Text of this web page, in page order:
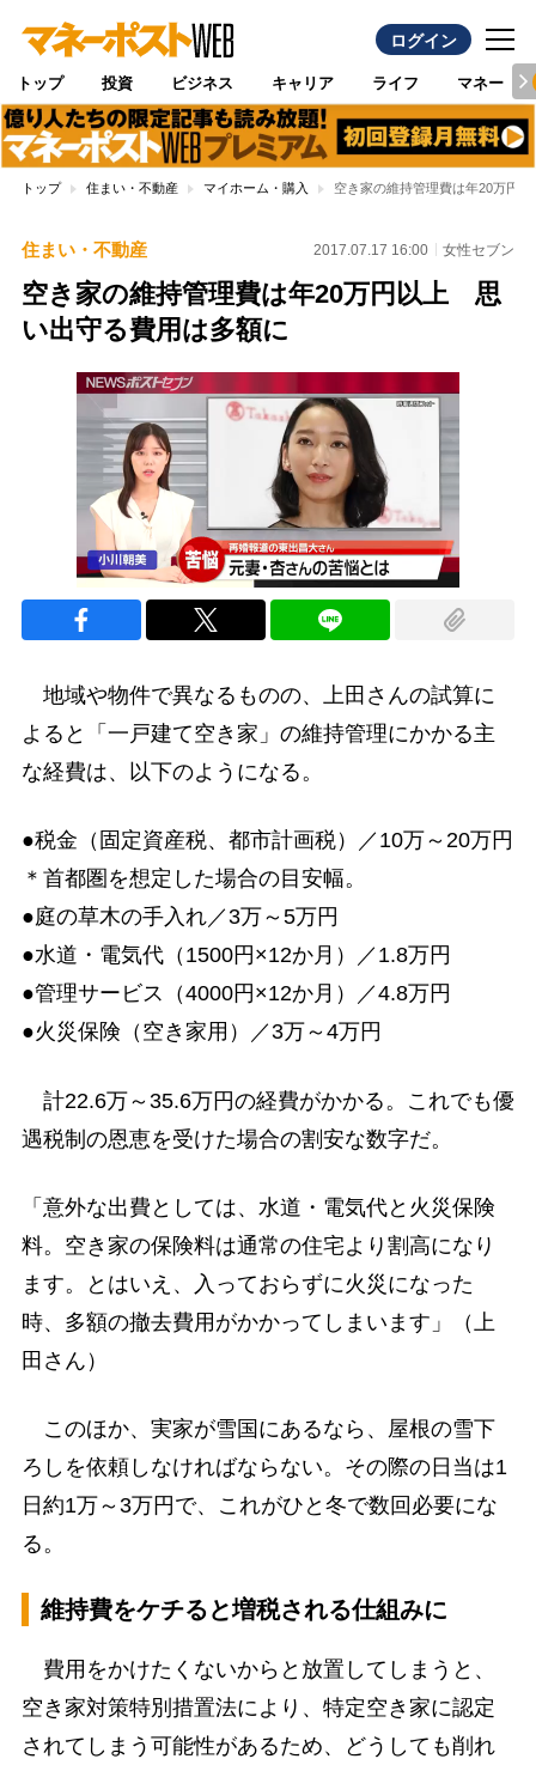
ログイン
トップ 投資 ビジネス キャリア ライフ マネー
トップ 住まい・不動産 マイホーム・購入 空き家の維持管理費は年20万円
住まい・不動産 2017.07.17 16:00 女性セブン
空き家の維持管理費は年20万円以上 思
い出守る費用は多額に
地域や物件で異なるものの、上田さんの試算に
よると「一戸建て空き家」の維持管理にかかる主
な経費は、以下のようになる。
●税金（固定資産税、都市計画税）／10万～20万円
＊首都圏を想定した場合の目安幅。
●庭の草木の手入れ／3万～5万円
●水道・電気代（1500円×12か月）／1.8万円
●管理サービス（4000円×12か月）／4.8万円
●火災保険（空き家用）／3万～4万円
計22.6万～35.6万円の経費がかかる。これでも優
遇税制の恩恵を受けた場合の割安な数字だ。
「意外な出費としては、水道・電気代と火災保険
料。空き家の保険料は通常の住宅より割高になり
ます。とはいえ、入っておらずに火災になった
時、多額の撤去費用がかかってしまいます」（上
田さん）
このほか、実家が雪国にあるなら、屋根の雪下
ろしを依頼しなければならない。その際の日当は1
日約1万～3万円で、これがひと冬で数回必要にな
る。
維持費をケチると増税される仕組みに
費用をかけたくないからと放置してしまうと、
空き家対策特別措置法により、特定空き家に認定
されてしまう可能性があるため、どうしても削れ